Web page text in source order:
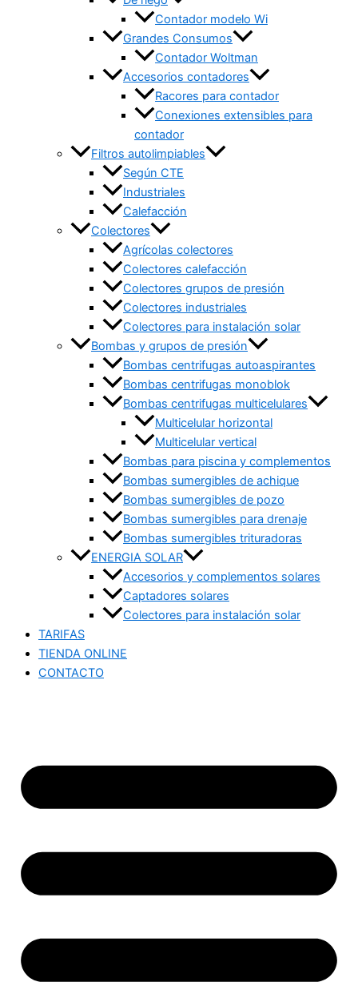
Contador modelo Wi
Grandes Consumos
Contador Woltman
Accesorios contadores
Racores para contador
Conexiones extensibles para
contador
Filtros autolimpiables
Según CTE
Industriales
Calefacción
Colectores
Agrícolas colectores
Colectores calefacción
Colectores grupos de presión
Colectores industriales
Colectores para instalación solar
Bombas y grupos de presión
Bombas centrifugas autoaspirantes
Bombas centrifugas monoblok
Bombas centrifugas multicelulares
Multicelular horizontal
Multicelular vertical
Bombas para piscina y complementos
Bombas sumergibles de achique
Bombas sumergibles de pozo
Bombas sumergibles para drenaje
Bombas sumergibles trituradoras
ENERGIA SOLAR
Accesorios y complementos solares
Captadores solares
Colectores para instalación solar
TARIFAS
TIENDA ONLINE
CONTACTO